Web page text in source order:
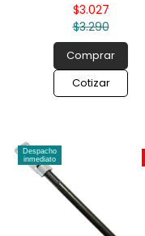
$3.290
$3.027
Comprar
Cotizar
Despacho
inmediato